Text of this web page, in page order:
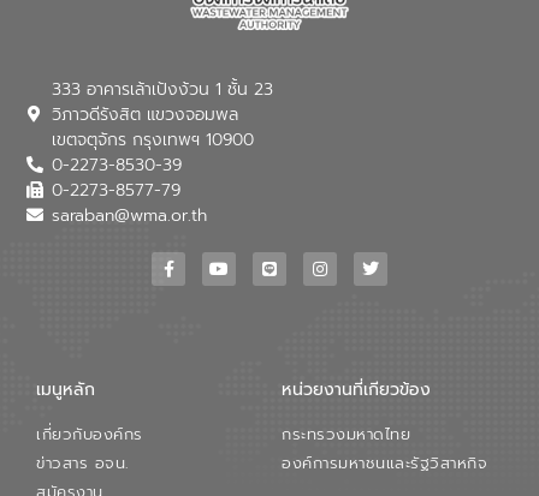
333 อาคารเล้าเป้งง้วน 1 ชั้น 23
วิภาวดีรังสิต แขวงจอมพล
เขตจตุจักร กรุงเทพฯ 10900
0-2273-8530-39
0-2273-8577-79
saraban@wma.or.th
เมนูหลัก
เกี่ยวกับองค์กร
ข่าวสาร อจน.
สมัครงาน
หน่วยงานที่เกียวข้อง
กระทรวงมหาดไทย
องค์การมหาชนและรัฐวิสาหกิจ